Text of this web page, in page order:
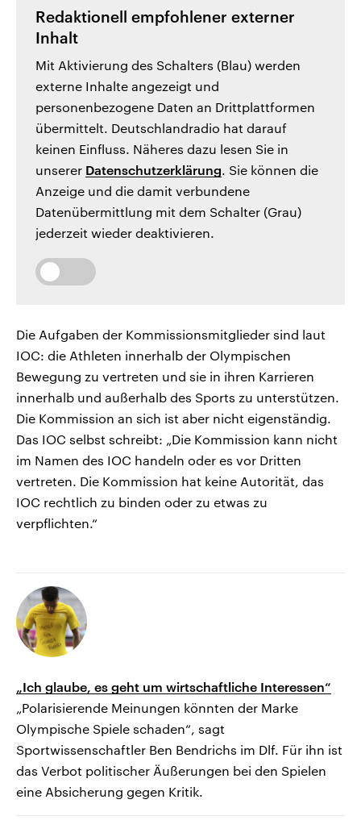
Redaktionell empfohlener externer
Inhalt
Mit Aktivierung des Schalters (Blau) werden
externe Inhalte angezeigt und
personenbezogene Daten an Drittplattformen
übermittelt. Deutschlandradio hat darauf
keinen Einfluss. Näheres dazu lesen Sie in
unserer Datenschutzerklärung. Sie können die
Anzeige und die damit verbundene
Datenübermittlung mit dem Schalter (Grau)
jederzeit wieder deaktivieren.
Die Aufgaben der Kommissionsmitglieder sind laut
IOC: die Athleten innerhalb der Olympischen
Bewegung zu vertreten und sie in ihren Karrieren
innerhalb und außerhalb des Sports zu unterstützen.
Die Kommission an sich ist aber nicht eigenständig.
Das IOC selbst schreibt: „Die Kommission kann nicht
im Namen des IOC handeln oder es vor Dritten
vertreten. Die Kommission hat keine Autorität, das
IOC rechtlich zu binden oder zu etwas zu
verpflichten.“
„Ich glaube, es geht um wirtschaftliche Interessen“
„Polarisierende Meinungen könnten der Marke
Olympische Spiele schaden“, sagt
Sportwissenschaftler Ben Bendrichs im Dlf. Für ihn ist
das Verbot politischer Äußerungen bei den Spielen
eine Absicherung gegen Kritik.